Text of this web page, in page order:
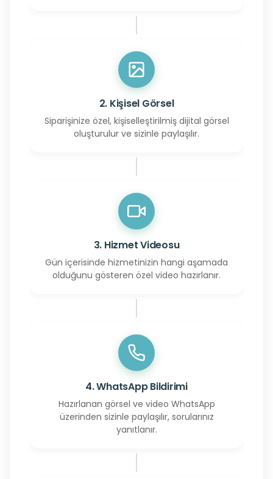
2. Kişisel Görsel
Siparişinize özel, kişiselleştirilmiş dijital görsel
oluşturulur ve sizinle paylaşılır.
3. Hizmet Videosu
Gün içerisinde hizmetinizin hangi aşamada
olduğunu gösteren özel video hazırlanır.
4. WhatsApp Bildirimi
Hazırlanan görsel ve video WhatsApp
üzerinden sizinle paylaşılır, sorularınız
yanıtlanır.